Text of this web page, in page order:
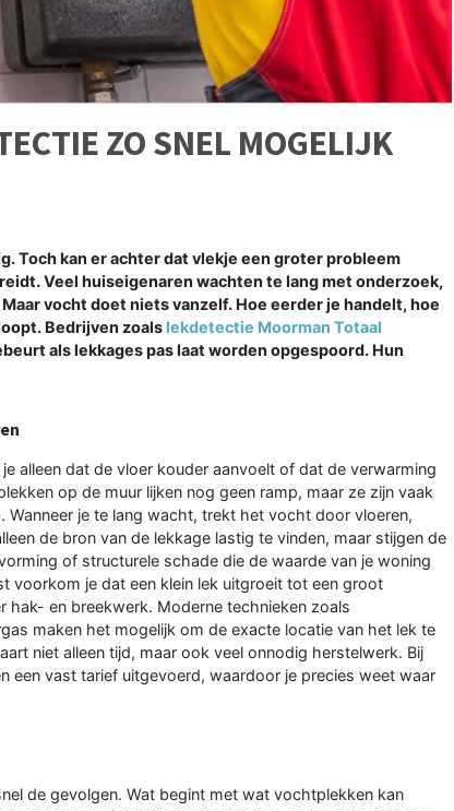
ZO SNEL MOGELIJK
Toch kan er achter dat vlekje een groter probleem
Veel huiseigenaren wachten te lang met onderzoek,
vocht doet niets vanzelf. Hoe eerder je handelt, hoe
Bedrijven zoalslekdetectie Moorman Totaal
als lekkages pas laat worden opgespoord. Hun
alleen dat de vloer kouder aanvoelt of dat de verwarming
op de muur lijken nog geen ramp, maar ze zijn vaak
je te lang wacht, trekt het vocht door vloeren,
de bron van de lekkage lastig te vinden, maar stijgen de
of structurele schade die de waarde van je woning
voorkom je dat een klein lek uitgroeit tot een groot
hak- en breekwerk. Moderne technieken zoals
maken het mogelijk om de exacte locatie van het lek te
niet alleen tijd, maar ook veel onnodig herstelwerk. Bij
een vast tarief uitgevoerd, waardoor je precies weet waar
de gevolgen. Wat begint met wat vochtplekken kan